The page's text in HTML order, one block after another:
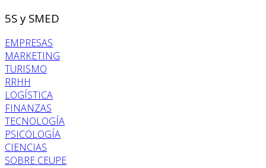
5S y SMED
EMPRESAS
MARKETING
TURISMO
RRHH
LOGÍSTICA
FINANZAS
TECNOLOGÍA
PSICOLOGÍA
CIENCIAS
SOBRE CEUPE